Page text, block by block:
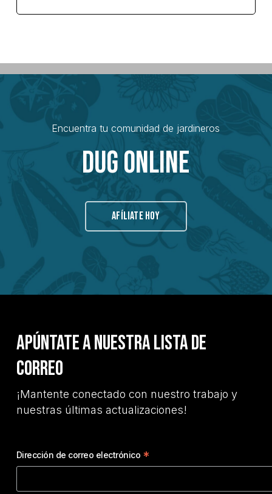
Encuentra tu comunidad de jardineros
Dug Online
AFÍLIATE HOY
Apúntate a nuestra lista de
correo
¡Mantente conectado con nuestro trabajo y
nuestras últimas actualizaciones!
Dirección de correo electrónico *